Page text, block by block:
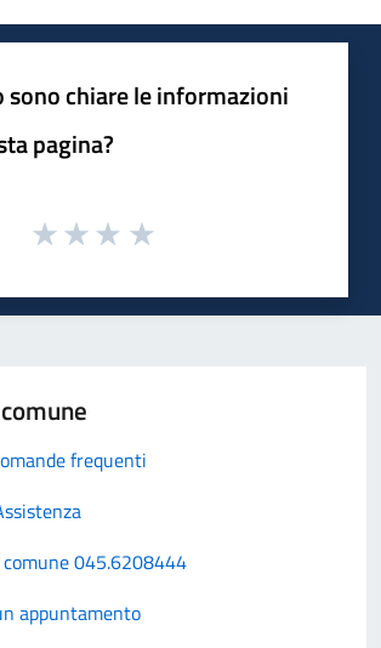
sono chiare le informazioni
pagina?
frequenti
045.6208444
appuntamento